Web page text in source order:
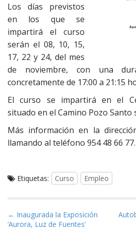
Los días previstos
en los que se
impartirá el curso
serán el 08, 10, 15,
17, 22 y 24, del mes
de noviembre, con una
concretamente de 17:00 a 21:15
El curso se impartirá en el
situado en el Camino Pozo Santo
Más información en la
llamando al teléfono 954 48 66 77.
Etiquetas: Curso Empleo
Navegación de
← Inaugurada la Exposición
‘Aurora, Luz de Fuentes’